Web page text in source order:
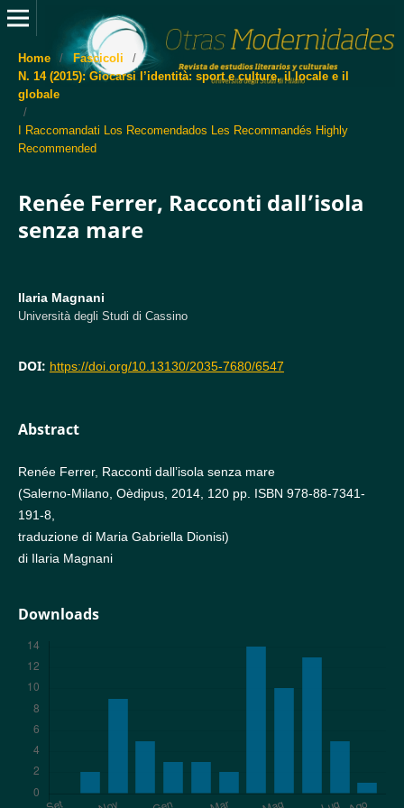
Home / Fascicoli
/
N. 14 (2015): Giocarsi l’identità: sport e culture, il locale e il
globale
/
I Raccomandati Los Recomendados Les Recommandés Highly
Recommended
Renée Ferrer, Racconti dall’isola
senza mare
Ilaria Magnani
Università degli Studi di Cassino
DOI: https://doi.org/10.13130/2035-7680/6547
Abstract
Renée Ferrer, Racconti dall’isola senza mare
(Salerno-Milano, Oèdipus, 2014, 120 pp. ISBN 978-88-7341-
191-8,
traduzione di Maria Gabriella Dionisi)
di Ilaria Magnani
Downloads